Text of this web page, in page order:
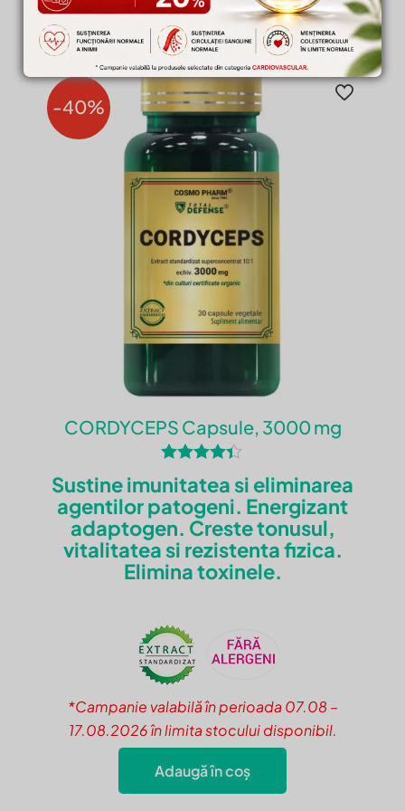
prospect-astragalus-2
Evaluat la 5
din 5
Violeta Dobra
–
8 ianuarie 2019
Am luat intr-o perioada foarte-
foarte solicitanta, atat fizic cat
si nervos. M-a ajutat sa ma
mentin in forma, sa nu ma
inbolnavesc, asa cum se
intampla de obicei.
Lavinia
–
Este recomandat si pt infectie
cu adenovirus, keratita virala?
Pe ce perioada? Si cate
capsule?
S-ar putea să-ți placă și…
-40%
CORDYCEPS Capsule, 3000 mg
Evaluat la
4.29
din 5
Sustine imunitatea si eliminarea
agentilor patogeni. Energizant
adaptogen. Creste tonusul,
vitalitatea si rezistenta fizica.
Elimina toxinele.
*Campanie valabilă în perioada 07.08 –
17.08.2026 în limita stocului disponibil.
Adaugă în coș
Acest
produs